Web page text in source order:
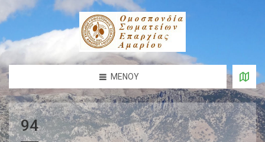
ΜΕΝΟΎ
94